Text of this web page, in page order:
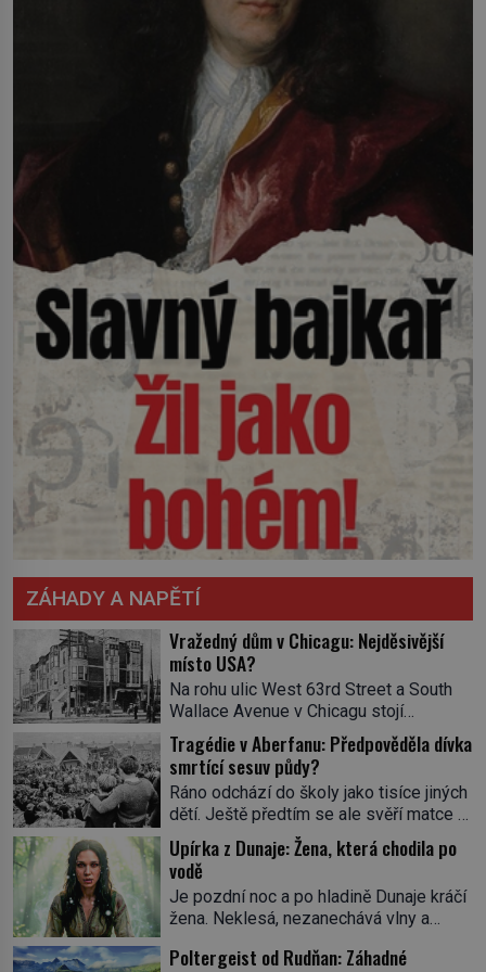
ZÁHADY A NAPĚTÍ
Vražedný dům v Chicagu: Nejděsivější
místo USA?
Na rohu ulic West 63rd Street a South
Wallace Avenue v Chicagu stojí
nenápadná pošta. Nemá žádný speciální
nápis ani pamětní desku. A přesto prý
místní zaměstnanci neradi chodí do
sklepa. Právě tady totiž sídlil sériový
vrah H. H. Holmes a také
nejpropracovanější past na lidi
v dějinách americké kriminalistiky.
Herman Webster Mudgett (1861–1896)
přijíždí […]
Tragédie v Aberfanu: Předpověděla dívka
smrtící sesuv půdy?
Ráno odchází do školy jako tisíce jiných
dětí. Ještě předtím se ale svěří matce s
podivným snem. Ve škole, kterou dobře
zná, tentokrát nevidí budovu ani
spolužáky. Místo nich se před ní tyčí
cosi temného. O několik hodin později je
mrtvá. Mohla devítiletá Zahlédla vlastní
osud? Dne 21. října 1966 se velšská
vesnice Aberfan […]
Upírka z Dunaje: Žena, která chodila po
vodě
Je pozdní noc a po hladině Dunaje kráčí
žena. Neklesá, nezanechává vlny a
pod ní byla dlažbou. Muž, který ji z
Poltergeist od Rudňan: Záhadné